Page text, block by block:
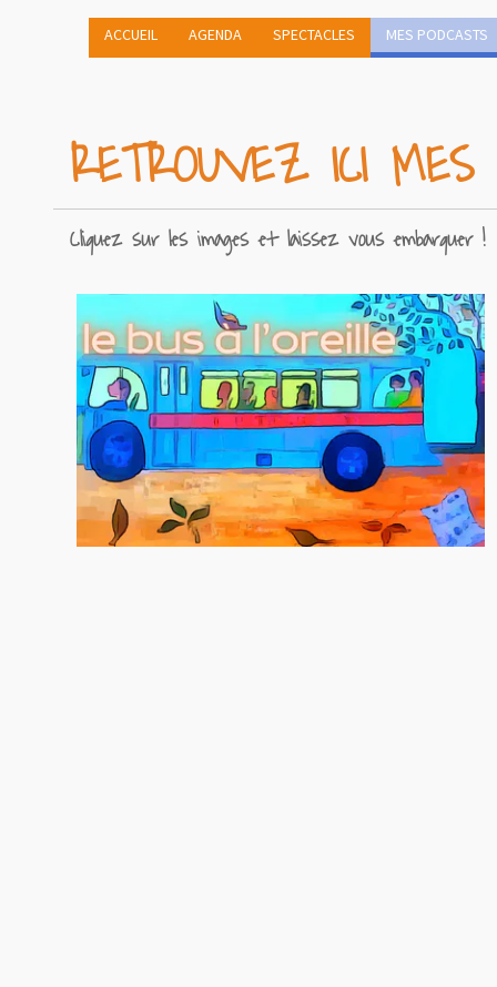
ACCUEIL AGENDA SPECTACLES MES PODCASTS
RETROUVEZ ICI
Cliquez sur les images et laissez vous embarquer !